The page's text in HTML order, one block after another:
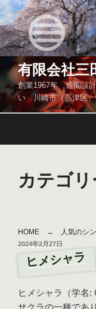
コ
ン
テ
ン
ス
有限会社三
創業1967年 造園設計
い 川崎市（高津区、
カテゴリ
HOME → 人気のシ
投
稿
日:
2024年2月27日
ヒメシャラ
ヒメシャラ（学名
サクラの一種であ